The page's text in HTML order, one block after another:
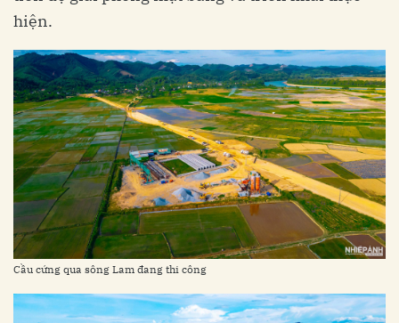
hiện.
Cầu cứng qua sông Lam đang thi công